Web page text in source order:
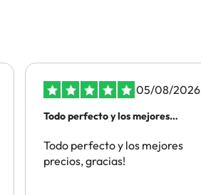
05/08/2026
Todo perfecto y los mejores
Todo perfecto y los mejores
precios, gracias!